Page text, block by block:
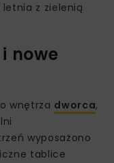
z zielenią
nowe
wnętrza dworca,
wyposażono
tablice